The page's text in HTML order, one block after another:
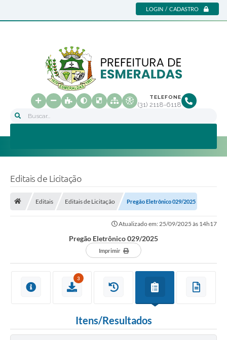
LOGIN / CADASTRO
Buscar...
TELEFONE
(31) 2118-6118
Editais de Licitação
Editais Editais de Licitação Pregão Eletrônico 029/2025
Atualizado em: 25/09/2025 às 14h17
Pregão Eletrônico 029/2025
Imprimir
3
Itens/Resultados